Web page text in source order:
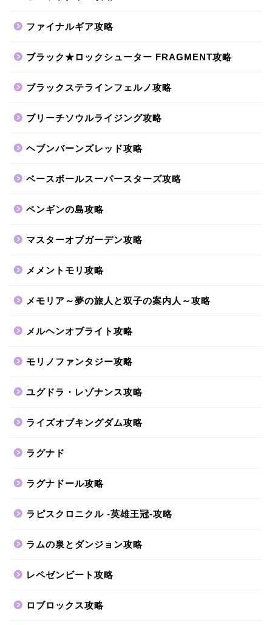
ファイナルギア攻略
ブラック★ロックシューター FRAGMENT攻略
ブラックステラインフェルノ攻略
ブリーチソウルライジング攻略
ヘブンバーンズレッド攻略
ベースボールスーパースターズ攻略
ペンギンの島攻略
マスターオブガーデン攻略
メメントモリ攻略
メモリア～夢の旅人と双子の案内人～攻略
メルヘンオブライト攻略
モリノファンタジー攻略
ユグドラ・レゾナンス攻略
ライズオブキングダム攻略
ラグナド
ラグナドール攻略
ラピスクロニクル -英雄王冠-攻略
ラムの泉とダンジョン攻略
レペゼンビート攻略
ロブロックス攻略